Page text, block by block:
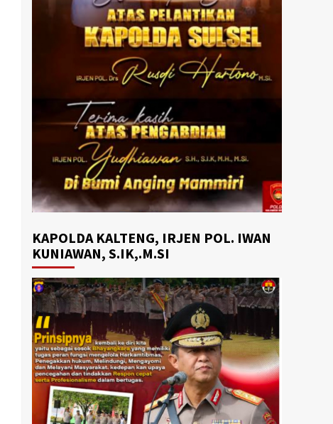
KAPOLDA KALTENG, IRJEN POL. IWAN
KUNIAWAN, S.IK,.M.SI